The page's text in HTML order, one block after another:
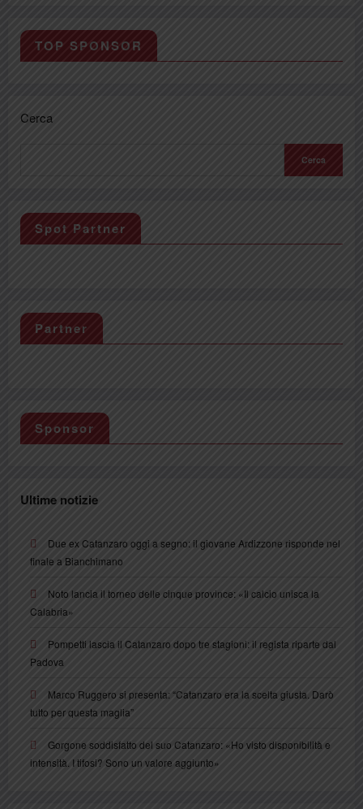
TOP SPONSOR
Cerca
Cerca
Spot Partner
Partner
Sponsor
Ultime notizie
Due ex Catanzaro oggi a segno: il giovane Ardizzone risponde nel
finale a Bianchimano
Noto lancia il torneo delle cinque province: «Il calcio unisca la
Calabria»
Pompetti lascia il Catanzaro dopo tre stagioni: il regista riparte dal
Padova
Marco Ruggero si presenta: “Catanzaro era la scelta giusta. Darò
tutto per questa maglia”
Gorgone soddisfatto del suo Catanzaro: «Ho visto disponibilità e
intensità. I tifosi? Sono un valore aggiunto»